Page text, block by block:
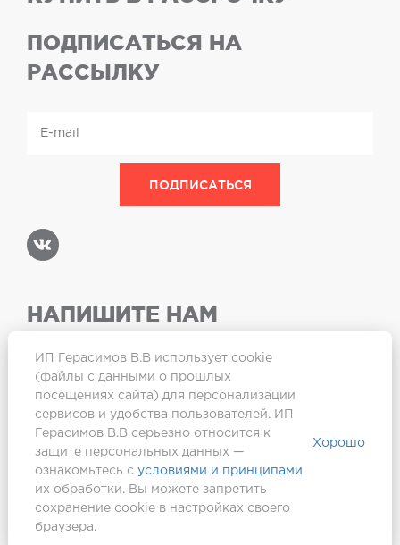
ПОДПИСАТЬСЯ НА
РАССЫЛКУ
НАПИШИТЕ НАМ
ИП Герасимов В.В использует cookie
(файлы с данными о прошлых
посещениях сайта) для персонализации
сервисов и удобства пользователей. ИП
Герасимов В.В серьезно относится к
защите персональных данных —
ознакомьтесь с условиями и принципами
их обработки. Вы можете запретить
сохранение cookie в настройках своего
браузера.
Хорошо